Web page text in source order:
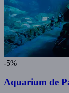
-5%
Aquarium de